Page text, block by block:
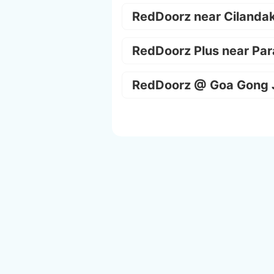
RedDoorz near
RedDoorz Plus near
RedDoorz @ Goa